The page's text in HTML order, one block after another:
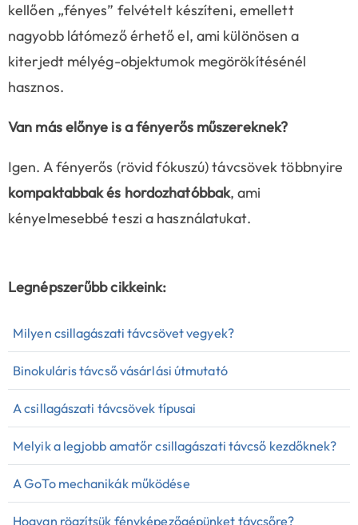
kellően „fényes” felvételt készíteni, emellett
nagyobb látómező érhető el, ami különösen a
kiterjedt mélyég-objektumok megörökítésénél
hasznos.
Van más előnye is a fényerős műszereknek?
Igen. A fényerős (rövid fókuszú) távcsövek többnyire
kompaktabbak és hordozhatóbbak, ami
kényelmesebbé teszi a használatukat.
Legnépszerűbb cikkeink:
Milyen csillagászati távcsövet vegyek?
Binokuláris távcső vásárlási útmutató
A csillagászati távcsövek típusai
Melyik a legjobb amatőr csillagászati távcső kezdőknek?
A GoTo mechanikák működése
Hogyan rögzítsük fényképezőgépünket távcsőre?